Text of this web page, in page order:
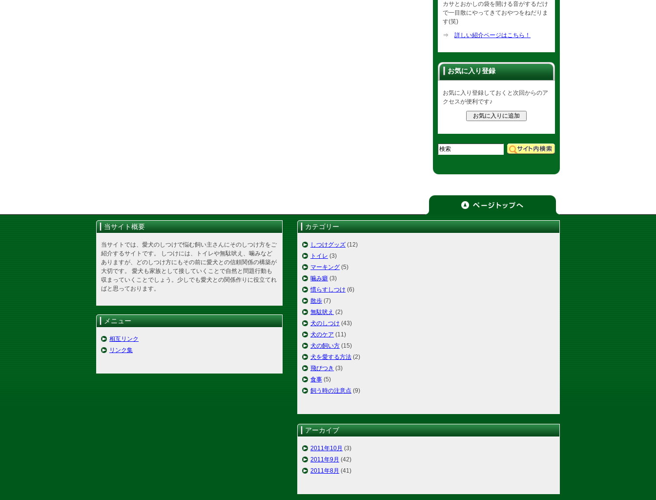
カサとおかしの袋を開ける音がするだけ
で一目散にやってきておやつをねだりま
す(笑)
⇒ 詳しい紹介ページはこちら！
お気に入り登録
お気に入り登録しておくと次回からのア
クセスが便利です♪
当サイト概要
当サイトでは、愛犬のしつけで悩む飼い主さんにそのしつけ方をご
紹介するサイトです。 しつけには、トイレや無駄吠え、噛みなど
ありますが、どのしつけ方にもその前に愛犬との信頼関係の構築が
大切です。 愛犬も家族として接していくことで自然と問題行動も
収まっていくことでしょう。少しでも愛犬との関係作りに役立てれ
ばと思っております。
メニュー
相互リンク
リンク集
カテゴリー
しつけグッズ (12)
トイレ (3)
マーキング (5)
噛み癖 (3)
慣らすしつけ (6)
散歩 (7)
無駄吠え (2)
犬のしつけ (43)
犬のケア (11)
犬の飼い方 (15)
犬を愛する方法 (2)
飛びつき (3)
食事 (5)
飼う時の注意点 (9)
アーカイブ
2011年10月 (3)
2011年9月 (42)
2011年8月 (41)